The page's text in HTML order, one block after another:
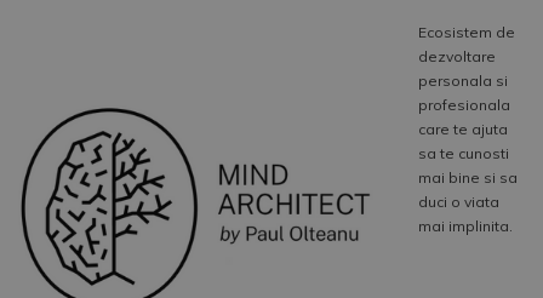
Ecosistem de
dezvoltare
personala si
profesionala
care te ajuta
sa te cunosti
mai bine si sa
duci o viata
mai implinita.